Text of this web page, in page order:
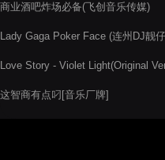
商业酒吧炸场必备(飞创音乐传媒)
Lady Gaga Poker Face (连州DJ靓
Love Story - Violet Light(Original
这智商有点叼[音乐厂牌]